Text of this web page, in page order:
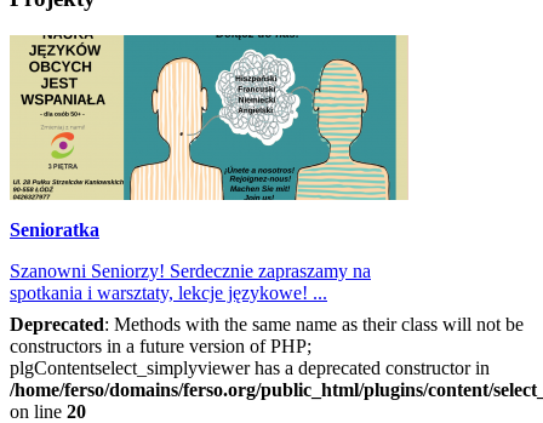
Senioratka
Szanowni Seniorzy! Serdecznie zapraszamy na
spotkania i warsztaty, lekcje językowe! ...
Deprecated: Methods with the same name as their class will not be
constructors in a future version of PHP;
plgContentselect_simplyviewer has a deprecated constructor in
/home/ferso/domains/ferso.org/public_html/plugins/content/
on line 20